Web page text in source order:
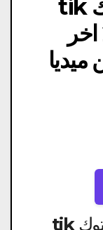
تحميل برنامج تيك توك tik
tok للكمبيوتر 2026 اخر
تحميل برنامج تيك توك tik